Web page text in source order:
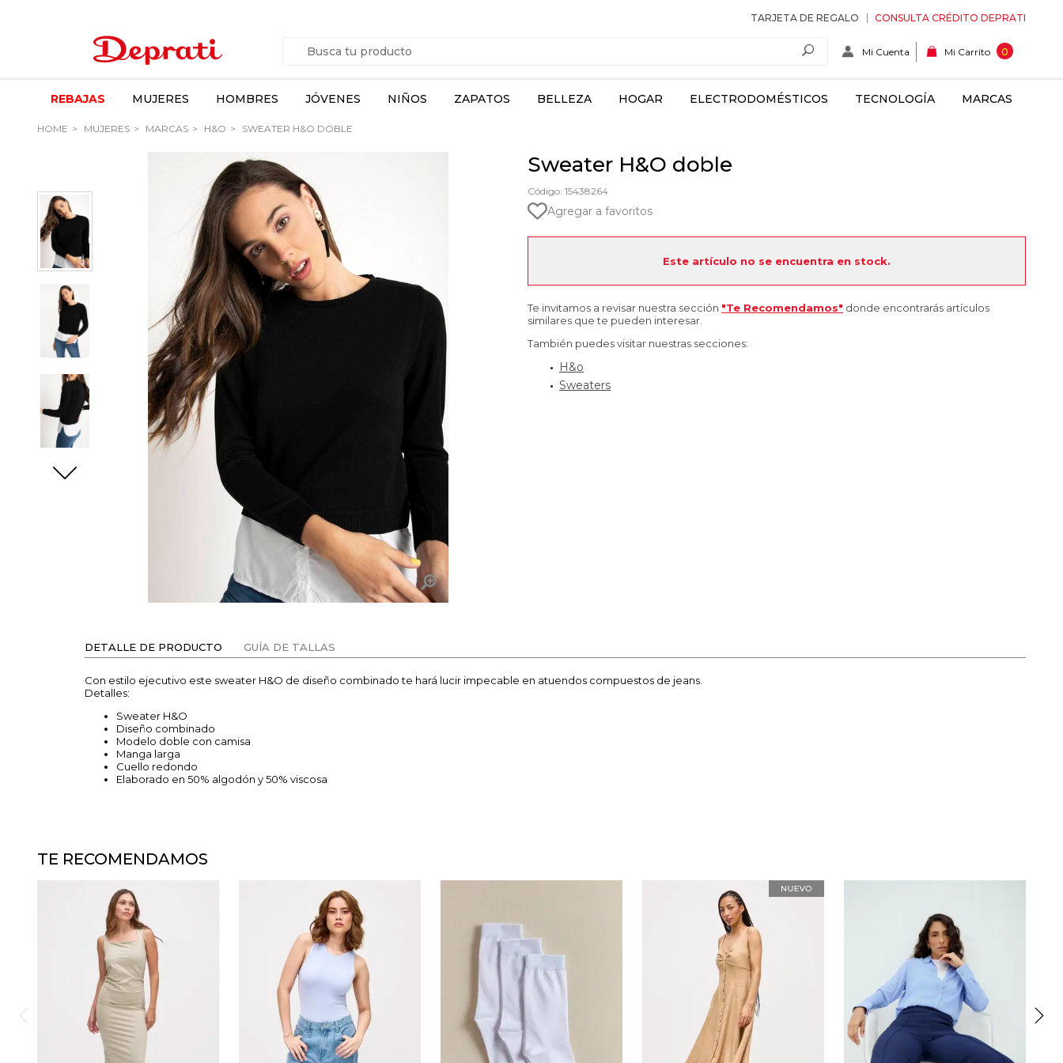
TARJETA DE REGALO CONSULTA CRÉDITO DEPRATI
Mi Cuenta Mi Carrito 0
REBAJAS MUJERES HOMBRES JÓVENES NIÑOS ZAPATOS BELLEZA HOGAR ELECTRODOMÉSTICOS TECNOLOGÍA MARCAS
HOME MUJERES MARCAS H&O SWEATER H&O DOBLE
Sweater H&O doble
Código: 15438264
Agregar a favoritos
Este artículo no se encuentra en stock.
Te invitamos a revisar nuestra sección "Te Recomendamos" donde encontrarás artículos
similares que te pueden interesar.
También puedes visitar nuestras secciones:
H&o
Sweaters
DETALLE DE PRODUCTO GUÍA DE TALLAS
Con estilo ejecutivo este sweater H&O de diseño combinado te hará lucir impecable en atuendos compuestos de jeans.
Detalles:
Sweater H&O
Diseño combinado
Modelo doble con camisa
Manga larga
Cuello redondo
Elaborado en 50% algodón y 50% viscosa
TE RECOMENDAMOS